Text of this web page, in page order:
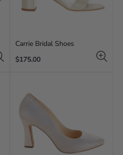
Carrie Bridal Shoes
Regular
$175.00